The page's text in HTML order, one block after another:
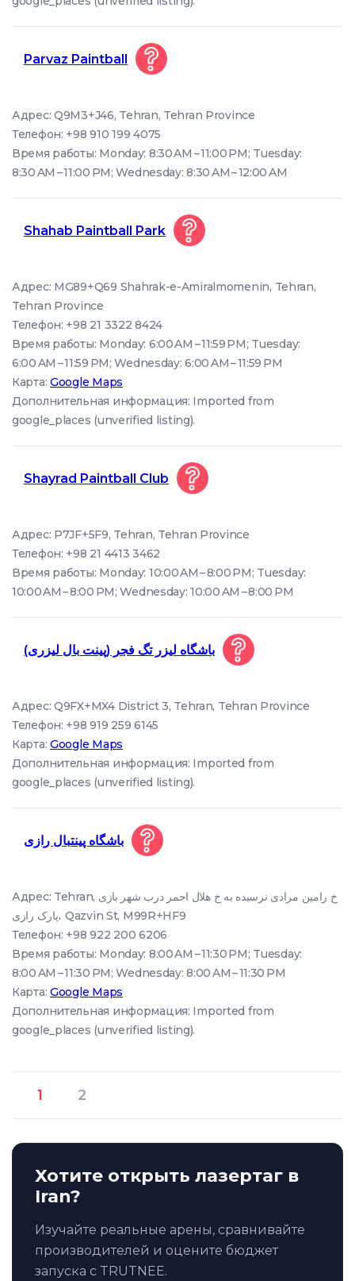
Parvaz Paintball
Адрес: Q9M3+J46, Tehran, Tehran Province
Телефон: +98 910 199 4075
Время работы: Monday: 8:30 AM – 11:00 PM; Tuesday:
8:30 AM – 11:00 PM; Wednesday: 8:30 AM – 12:00 AM
Shahab Paintball Park
Адрес: MG89+Q69 Shahrak-e-Amiralmomenin, Tehran,
Tehran Province
Телефон: +98 21 3322 8424
Время работы: Monday: 6:00 AM – 11:59 PM; Tuesday:
6:00 AM – 11:59 PM; Wednesday: 6:00 AM – 11:59 PM
Карта:Google Maps
Дополнительная информация: Imported from
google_places (unverified listing).
Shayrad Paintball Club
Адрес: P7JF+5F9, Tehran, Tehran Province
Телефон: +98 21 4413 3462
Время работы: Monday: 10:00 AM – 8:00 PM; Tuesday:
10:00 AM – 8:00 PM; Wednesday: 10:00 AM – 8:00 PM
باشگاه لیزر تگ فجر (پینت بال لیزری)
Адрес: Q9FX+MX4 District 3, Tehran, Tehran Province
Телефон: +98 919 259 6145
Карта:Google Maps
Дополнительная информация: Imported from
google_places (unverified listing).
باشگاه پینتبال رازی
Адрес: Tehran, خ رامین مرادی نرسیده به خ هلال احمر درب شهر بازی
پارک رازی، Qazvin St, M99R+HF9
Телефон: +98 922 200 6206
Время работы: Monday: 8:00 AM – 11:30 PM; Tuesday:
8:00 AM – 11:30 PM; Wednesday: 8:00 AM – 11:30 PM
Карта:Google Maps
Дополнительная информация: Imported from
google_places (unverified listing).
1 2
Хотите открыть лазертаг в
Iran?
Изучайте реальные арены, сравнивайте
производителей и оцените бюджет
запуска с TRUTNEE.